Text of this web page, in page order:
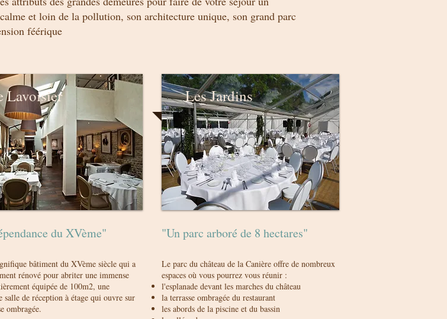
et loin de la pollution, son architecture unique, son grand parc
féérique
Lavoisier
du XVème"
bâtiment du XVème siècle qui a
rénové pour abriter une immense
équipée de 100m2, une
salle de réception à étage qui ouvre sur
ombragée.
Les Jardins
"Un parc arboré de 8 hectares"
Le parc du château de la Canière offre de nombreux
espaces où vous pourrez vous réunir :
l'esplanade devant les marches du château
la terrasse ombragée du restaurant
les abords de la piscine et du bassin